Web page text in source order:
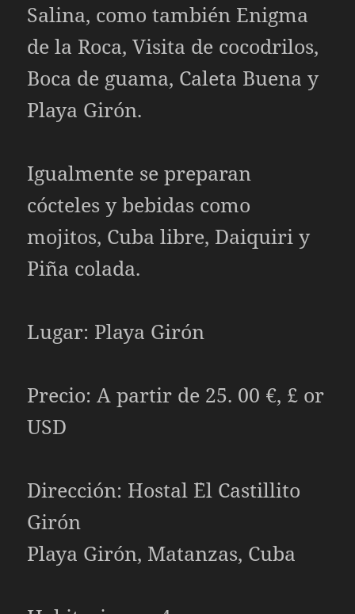
Salina, como también Enigma
de la Roca, Visita de cocodrilos,
Boca de guama, Caleta Buena y
Playa Girón.
Igualmente se preparan
cócteles y bebidas como
mojitos, Cuba libre, Daiquiri y
Piña colada.
Lugar: Playa Girón
Precio: A partir de 25. 00 €, £ or
USD
Dirección: Hostal ¨El Castillito
Girón
Playa Girón, Matanzas, Cuba